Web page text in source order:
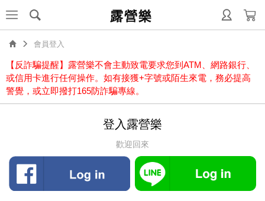
露營樂
會員登入
【反詐騙提醒】露營樂不會主動致電要求您到ATM、網路銀行、
或信用卡進行任何操作。如有接獲+字號或陌生來電，務必提高
警覺，或立即撥打165防詐騙專線。
登入露營樂
歡迎回來